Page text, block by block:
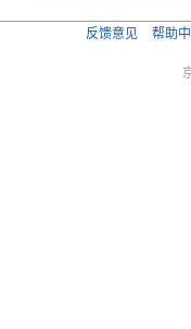
反馈意见 帮助